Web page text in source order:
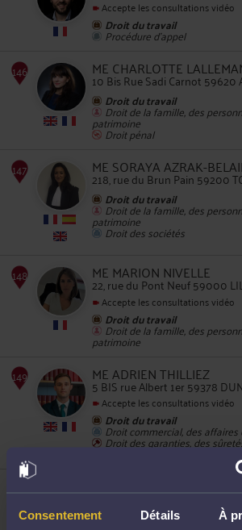
Consentement Détails À
Accepte les consultations vidéo
Droit du travail
Procédure d'appel
ME CHARLOTTE
10 Bis Rue Sadi Carnot 59620
Droit du travail
Droit de la famille, des
patrimoine
Droit pénal
147
ME SORAYA AZRAK-
218, rue du Brun Pain 59200
Droit du travail
Droit de la famille, des
patrimoine
Droit des sociétés
148
ME MARION NIVELLE
22, rue du Pont Neuf 59000
Accepte les consultations vidéo
Droit du travail
Droit de la famille, des
patrimoine
ME ADRIEN THILLIEZ
5 BIS rue Albert 1er 59378
Accepte les consultations vidéo
Droit du travail
Droit commercial, des
Droit des garanties, des
d'exécution
38 Allée Vauban 59110 LA
Accepte les consultations vidéo